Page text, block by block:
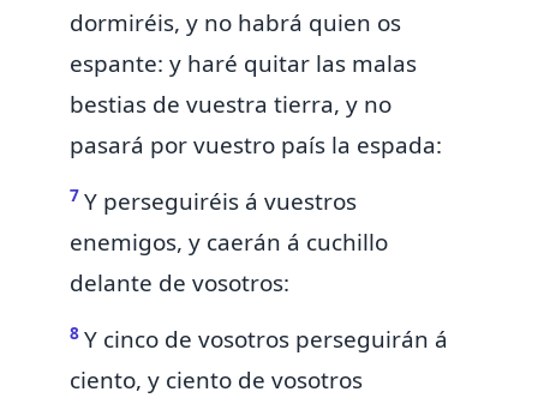
dormiréis, y no habrá quien os
espante: y haré quitar las malas
bestias de vuestra tierra, y no
pasará por vuestro país la espada:
7 Y perseguiréis á vuestros
enemigos, y caerán á cuchillo
delante de vosotros:
8 Y cinco de vosotros perseguirán á
ciento, y ciento de vosotros